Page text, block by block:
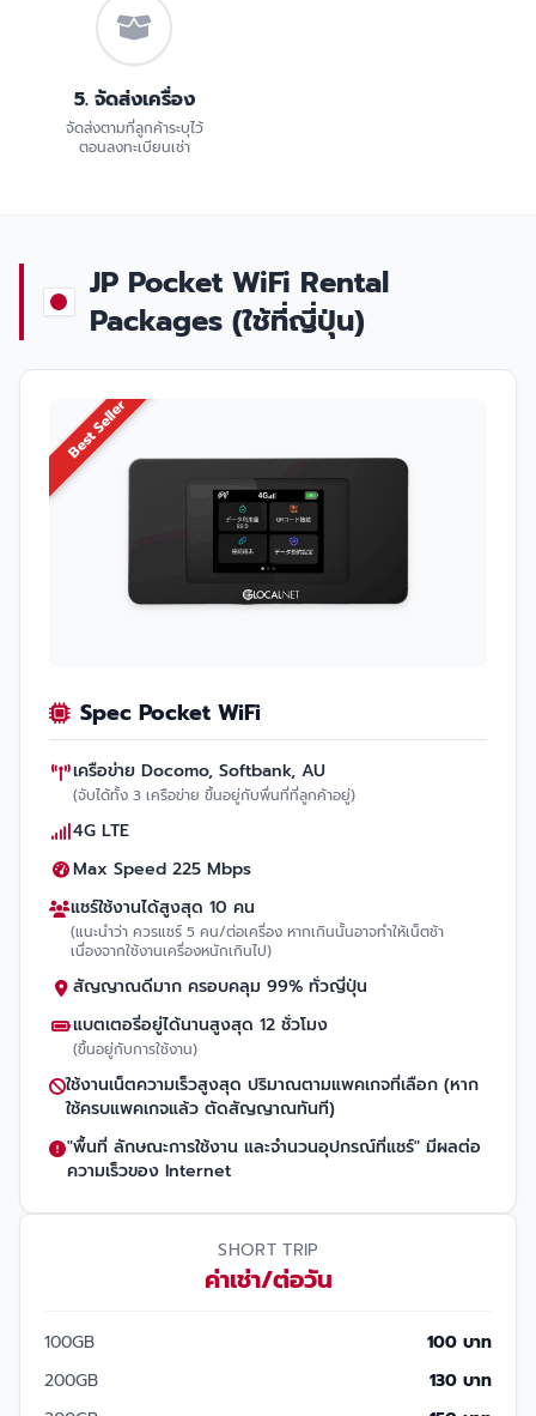
5. จัดส่งเครื่อง
จัดส่งตามที่ลูกค้าระบุไว้
ตอนลงทะเบียนเช่า
JP Pocket WiFi Rental
Packages (ใช้ที่ญี่ปุ่น)
Best Seller
Spec Pocket WiFi
เครือข่าย Docomo, Softbank, AU
(จับได้ทั้ง 3 เครือข่าย ขึ้นอยู่กับพื่นที่ที่ลูกค้าอยู่)
4G LTE
Max Speed 225 Mbps
แชร์ใช้งานได้สูงสุด 10 คน
(แนะนำว่า ควรแชร์ 5 คน/ต่อเครื่อง หากเกินนั้นอาจทำให้เน็ตช้า
เนื่องจากใช้งานเครื่องหนักเกินไป)
สัญญาณดีมาก ครอบคลุม 99% ทั่วญี่ปุ่น
แบตเตอรี่อยู่ได้นานสูงสุด 12 ชั่วโมง
(ขึ้นอยู่กับการใช้งาน)
ใช้งานเน็ตความเร็วสูงสุด ปริมาณตามแพคเกจที่เลือก (หาก
ใช้ครบแพคเกจแล้ว ตัดสัญญาณทันที)
"พื้นที่ ลักษณะการใช้งาน และจำนวนอุปกรณ์ที่แชร์" มีผลต่อ
ความเร็วของ Internet
SHORT TRIP
ค่าเช่า/ต่อวัน
100GB
100 บาท
200GB
130 บาท